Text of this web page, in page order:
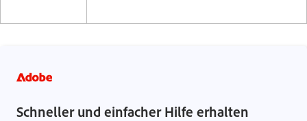
Schneller und einfacher Hilfe erhalten